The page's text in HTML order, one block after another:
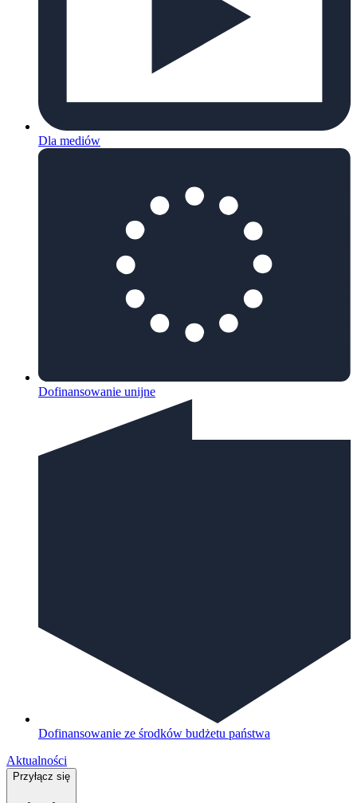
Dla mediów
Dofinansowanie unijne
Dofinansowanie ze środków budżetu państwa
Aktualności
Przyłącz się